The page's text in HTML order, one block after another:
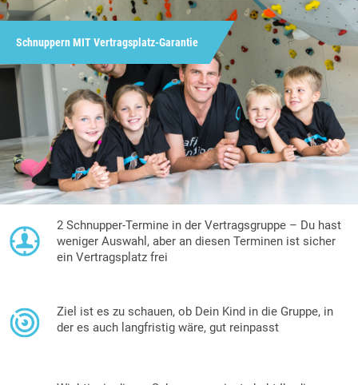
Schnuppern MIT Vertragsplatz-Garantie
2 Schnupper-Termine in der Vertragsgruppe – Du hast
weniger Auswahl, aber an diesen Terminen ist sicher
ein Vertragsplatz frei
Ziel ist es zu schauen, ob Dein Kind in die Gruppe, in
der es auch langfristig wäre, gut reinpasst